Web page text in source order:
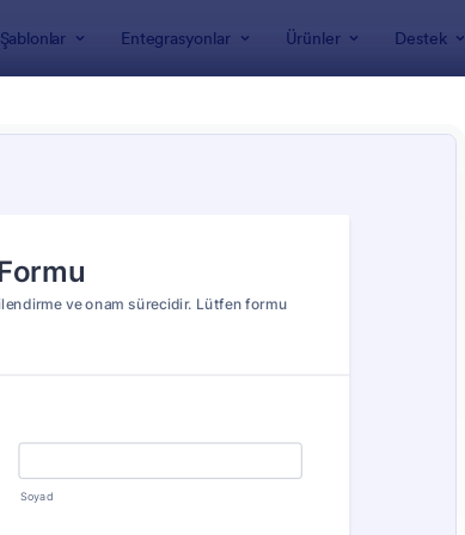
Şablonlar Entegrasyonlar Ürünler Destek
Önizleme: Motosiklet Kiralama Sözleşmesi